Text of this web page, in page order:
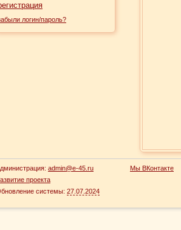
логин/пароль?
admin@e-45.ru
проекта
системы: 27.07.2024
Мы ВКонтакте